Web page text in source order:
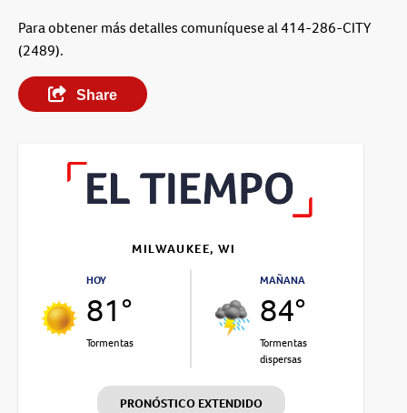
Para obtener más detalles comuníquese al 414-286-CITY
(2489).
Share
MILWAUKEE, WI
HOY
81°
Tormentas
MAÑANA
84°
Tormentas
dispersas
PRONÓSTICO EXTENDIDO